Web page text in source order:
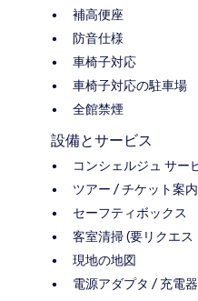
補高便座
防音仕様
車椅子対応
車椅子対応の駐車場
全館禁煙
設備とサービス
コンシェルジュ サー
ツアー / チケット案内
セーフティボックス
客室清掃 (要リクエス
現地の地図
電源アダプタ / 充電器